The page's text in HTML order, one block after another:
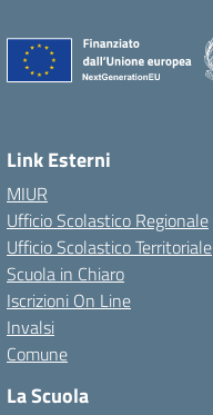
Link Esterni
MIUR
Ufficio Scolastico Regionale
Ufficio Scolastico Territoriale
Scuola in Chiaro
Iscrizioni On Line
Invalsi
Comune
La Scuola